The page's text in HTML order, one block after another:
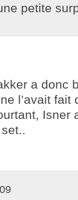
petite
a donc
l’avait fait
Isner